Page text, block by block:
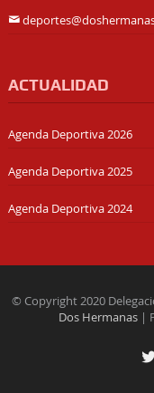
ACTUALIDAD
Agenda Deportiva 2026
Agenda Deportiva 2025
Agenda Deportiva 2024
© Copyright 2020
Dos Hermanas |